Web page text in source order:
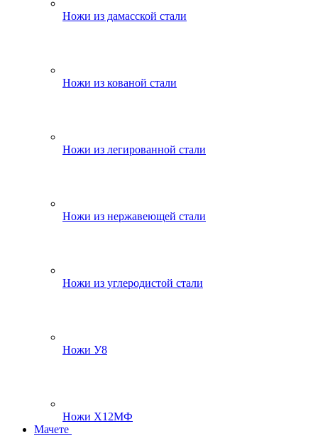
Ножи из дамасской стали
Ножи из кованой стали
Ножи из легированной стали
Ножи из нержавеющей стали
Ножи из углеродистой стали
Ножи У8
Ножи Х12МФ
Мачете